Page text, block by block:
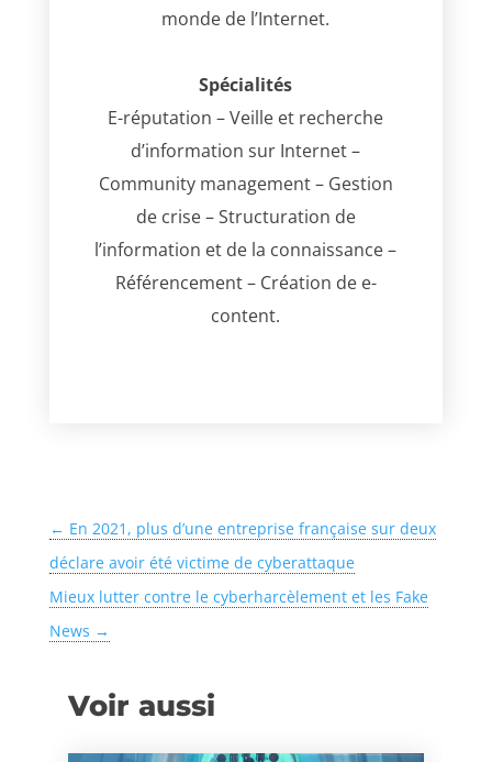
monde de l’Internet.
Spécialités
E-réputation – Veille et recherche
d’information sur Internet –
Community management – Gestion
de crise – Structuration de
l’information et de la connaissance –
Référencement – Création de e-
content.
← En 2021, plus d’une entreprise française sur deux
déclare avoir été victime de cyberattaque
Mieux lutter contre le cyberharcèlement et les Fake
News →
Voir aussi